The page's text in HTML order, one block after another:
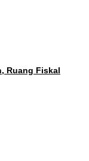
Ruang Fiskal